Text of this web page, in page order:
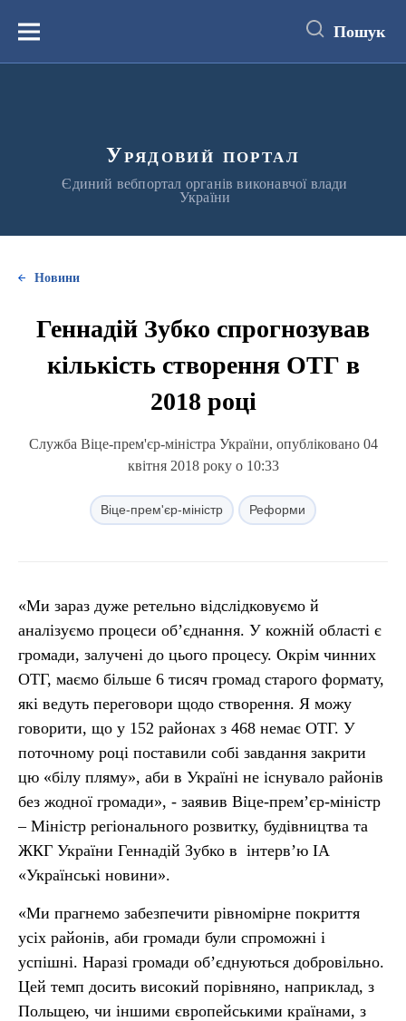
вмістуМеню Пошук
Урядовий портал
Єдиний вебпортал органів виконавчої влади
України
Новини
Геннадій Зубко спрогнозував
кількість створення ОТГ в
2018 році
Служба Віце-прем'єр-міністра України, опубліковано 04
квітня 2018 року о 10:33
Віце-прем'єр-міністр Реформи
«Ми зараз дуже ретельно відслідковуємо й
аналізуємо процеси об’єднання. У кожній області є
громади, залучені до цього процесу. Окрім чинних
ОТГ, маємо більше 6 тисяч громад старого формату,
які ведуть переговори щодо створення. Я можу
говорити, що у 152 районах з 468 немає ОТГ. У
поточному році поставили собі завдання закрити
цю «білу пляму», аби в Україні не існувало районів
без жодної громади», - заявив Віце-прем’єр-міністр
– Міністр регіонального розвитку, будівництва та
ЖКГ України Геннадій Зубко в інтерв’ю ІА
«Українські новини».
«Ми прагнемо забезпечити рівномірне покриття
усіх районів, аби громади були спроможні і
успішні. Наразі громади об’єднуються добровільно.
Цей темп досить високий порівняно, наприклад, з
Польщею, чи іншими європейськими країнами, з